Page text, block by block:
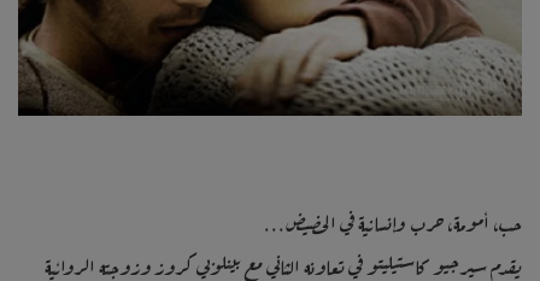
حب، أمومة، حرب وإنسانية في الحضيض…
يقدم سيرجيو كاستيليتو في تعاونه الثاني مع بينلوبي كروز وزوجته الروائية